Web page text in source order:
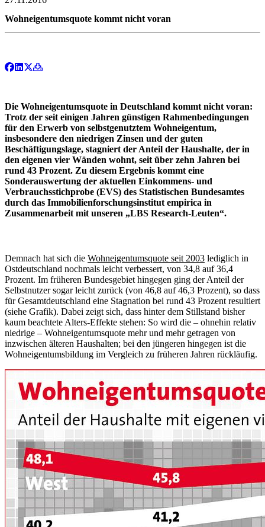
Wohneigentumsquote kommt nicht voran
Die Wohneigentumsquote in Deutschland kommt nicht voran:
Trotz der seit einigen Jahren günstigen Rahmenbedingungen
für den Erwerb von selbstgenutztem Wohneigentum,
insbesondere den niedrigen Zinsen und der guten
Beschäftigungslage, stagniert der Anteil der Haushalte, der in
den eigenen vier Wänden wohnt, seit über zehn Jahren bei
rund 43 Prozent. Zu diesem Ergebnis kommt eine
Sonderauswertung der aktuellen Einkommens- und
Verbrauchsstichprobe (EVS) des Statistischen Bundesamtes
durch das Immobilienforschungsinstitut empirica in
Zusammenarbeit mit unseren „LBS Research-Leuten“.
Demnach hat sich die Wohneigentumsquote seit 2003 lediglich in
Ost­deutschland nochmals leicht verbessert, von 34,8 auf 36,4
Prozent. Im frühe­ren Bundesgebiet hingegen ging der Anteil der
Selbstnutzer sogar leicht zu­rück (von 46,8 auf 46,3 Prozent), so dass
für Gesamtdeutschland eine Stag­nation bei rund 43 Prozent resultiert
(siehe Grafik). Dabei zeigt sich, dass hinter dem Stillstand bisher
kaum beachtete Alters-Effekte stehen: So wird die – ohnehin relativ
niedrige – Wohneigentumsquote mehr und mehr getragen von
inzwischen älteren Haushalten; bei den jüngeren hingegen ist die
Wohneigentumsbildung im Vergleich zu früheren Jahren rückläufig.